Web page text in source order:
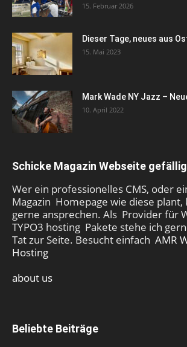
15. Februar 2026
Dieser Tage, neues aus
15. Mai 2023
Mark Wade NY Jazz –
10. April 2022
Schicke Magazin Webseite
Wer ein professionelles CMS, oder
Magazin Homepage wie diese plant,
gerne ansprechen. Als Provider für
TYPO3 hosting Pakete stehe ich
Tat zur Seite. Besucht einfach AMR
Hosting
about us
Beliebte Beiträge